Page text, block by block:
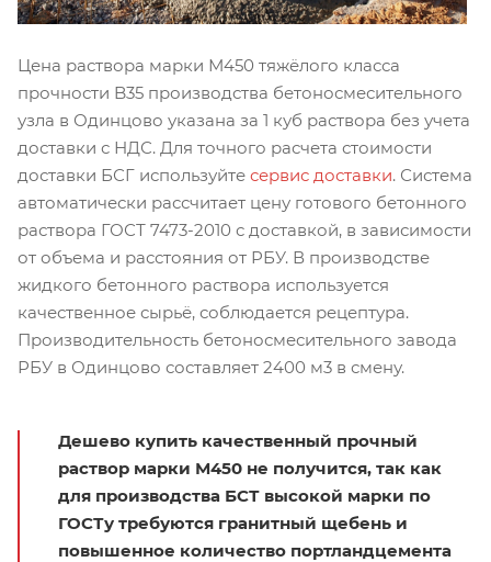
Цена раствора марки М450 тяжёлого класса
прочности B35 производства бетоносмесительного
узла в Одинцово указана за 1 куб раствора без учета
доставки с НДС. Для точного расчета стоимости
доставки БСГ используйте сервис доставки. Система
автоматически рассчитает цену готового бетонного
раствора ГОСТ 7473-2010 с доставкой, в зависимости
от объема и расстояния от РБУ. В производстве
жидкого бетонного раствора используется
качественное сырьё, соблюдается рецептура.
Производительность бетоносмесительного завода
РБУ в Одинцово составляет 2400 м3 в смену.
Дешево купить качественный прочный
раствор марки М450 не получится, так как
для производства БСТ высокой марки по
ГОСТу требуются гранитный щебень и
повышенное количество портландцемента